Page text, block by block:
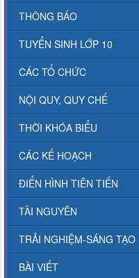
THÔNG BÁO
TUYỂN SINH LỚP 10
CÁC TỔ CHỨC
NỘI QUY, QUY CHẾ
THỜI KHÓA BIỂU
CÁC KẾ HOẠCH
ĐIỂN HÌNH TIÊN TIẾN
TÀI NGUYÊN
TRẢI NGHIỆM-SÁNG TẠO
BÀI VIẾT